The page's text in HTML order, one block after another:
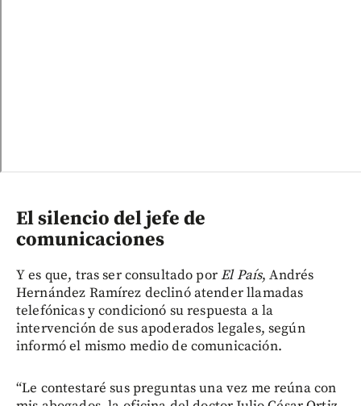
El silencio del jefe de
comunicaciones
Y es que, tras ser consultado porEl País, Andrés
Hernández Ramírez declinó atender llamadas
telefónicas y condicionó su respuesta a la
intervención de sus apoderados legales, según
informó el mismo medio de comunicación.
“Le contestaré sus preguntas una vez me reúna con